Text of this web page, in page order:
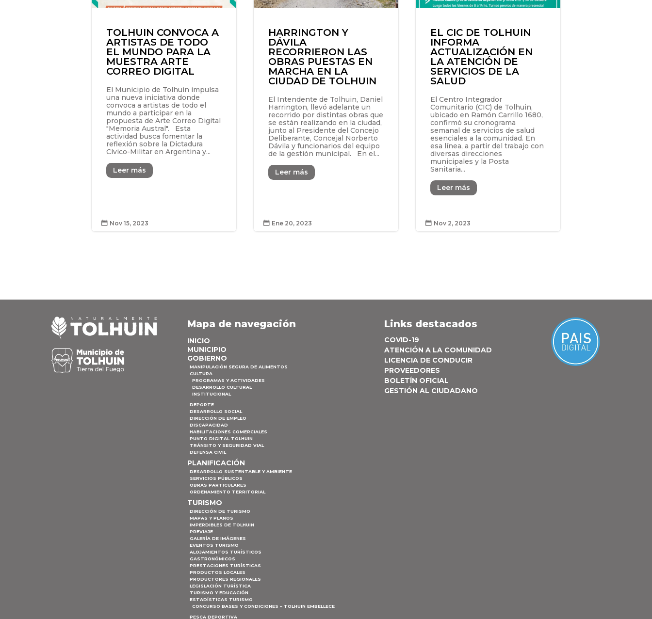
TOLHUIN CONVOCA A
ARTISTAS DE TODO
EL MUNDO PARA LA
MUESTRA ARTE
CORREO DIGITAL
El Municipio de Tolhuin impulsa
una nueva iniciativa donde
convoca a artistas de todo el
mundo a participar en la
propuesta de Arte Correo Digital
"Memoria Austral". Esta
actividad busca fomentar la
reflexión sobre la Dictadura
Cívico-Militar en Argentina y...
Leer más
 Nov 15, 2023
HARRINGTON Y
DÁVILA
RECORRIERON LAS
OBRAS PUESTAS EN
MARCHA EN LA
CIUDAD DE TOLHUIN
El Intendente de Tolhuin, Daniel
Harrington, llevó adelante un
recorrido por distintas obras que
se están realizando en la ciudad,
junto al Presidente del Concejo
Deliberante, Concejal Norberto
Dávila y funcionarios del equipo
de la gestión municipal. En el...
Leer más
 Ene 20, 2023
EL CIC DE TOLHUIN
INFORMA
ACTUALIZACIÓN EN
LA ATENCIÓN DE
SERVICIOS DE LA
SALUD
El Centro Integrador
Comunitario (CIC) de Tolhuin,
ubicado en Ramón Carrillo 1680,
confirmó su cronograma
semanal de servicios de salud
esenciales a la comunidad. En
esa línea, a partir del trabajo con
diversas direcciones
municipales y la Posta
Sanitaria...
Leer más
 Nov 2, 2023
Mapa de navegación
INICIO
MUNICIPIO
GOBIERNO
MANIPULACIÓN SEGURA DE ALIMENTOS
CULTURA
PROGRAMAS Y ACTIVIDADES
DESARROLLO CULTURAL
INSTITUCIONAL
DEPORTE
DESARROLLO SOCIAL
DIRECCIÓN DE EMPLEO
DISCAPACIDAD
HABILITACIONES COMERCIALES
PUNTO DIGITAL TOLHUIN
TRÁNSITO Y SEGURIDAD VIAL
DEFENSA CIVIL
PLANIFICACIÓN
DESARROLLO SUSTENTABLE Y AMBIENTE
SERVICIOS PÚBLICOS
OBRAS PARTICULARES
ORDENAMIENTO TERRITORIAL
TURISMO
DIRECCIÓN DE TURISMO
MAPAS Y PLANOS
IMPERDIBLES DE TOLHUIN
PREVIAJE
GALERÍA DE IMÁGENES
EVENTOS TURISMO
ALOJAMIENTOS TURÍSTICOS
GASTRONÓMICOS
PRESTACIONES TURÍSTICAS
PRODUCTOS LOCALES
PRODUCTORES REGIONALES
LEGISLACIÓN TURÍSTICA
TURISMO Y EDUCACIÓN
ESTADÍSTICAS TURISMO
CONCURSO BASES Y CONDICIONES – TOLHUIN EMBELLECE
PESCA DEPORTIVA
Links destacados
COVID-19
ATENCIÓN A LA COMUNIDAD
LICENCIA DE CONDUCIR
PROVEEDORES
BOLETÍN OFICIAL
GESTIÓN AL CIUDADANO